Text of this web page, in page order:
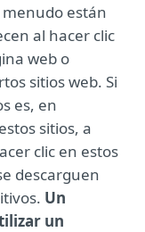
están
al hacer clic
web o
sitios web. Si
es, en
sitios, a
clic en estos
descarguen
Un
un